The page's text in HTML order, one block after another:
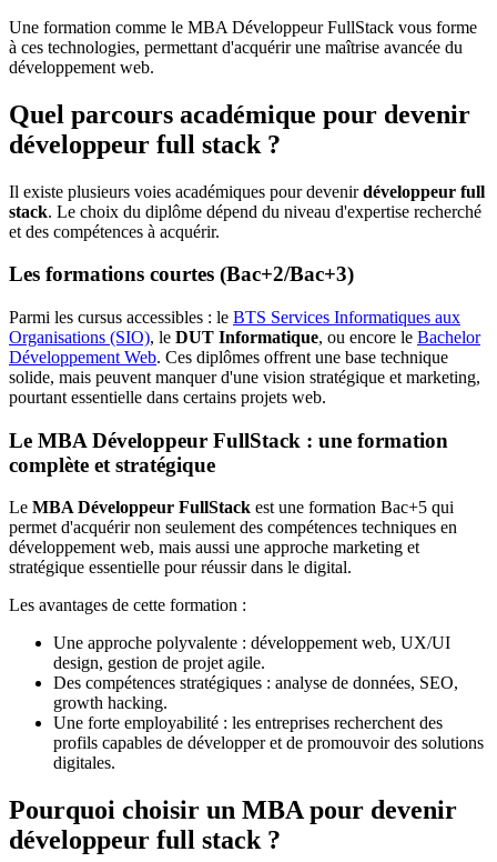
Une formation comme le MBA Développeur FullStack vous forme
à ces technologies, permettant d'acquérir une maîtrise avancée du
développement web.
Quel parcours académique pour devenir
développeur full stack ?
Il existe plusieurs voies académiques pour devenirdéveloppeur full
stack. Le choix du diplôme dépend du niveau d'expertise recherché
et des compétences à acquérir.
Les formations courtes (Bac+2/Bac+3)
Parmi les cursus accessibles : le BTS Services Informatiques aux
Organisations (SIO), le DUT Informatique, ou encore le Bachelor
Développement Web. Ces diplômes offrent une base technique
solide, mais peuvent manquer d'une vision stratégique et marketing,
pourtant essentielle dans certains projets web.
Le MBA Développeur FullStack : une formation
complète et stratégique
Le MBA Développeur FullStack est une formation Bac+5 qui
permet d'acquérir non seulement des compétences techniques en
développement web, mais aussi une approche marketing et
stratégique essentielle pour réussir dans le digital.
Les avantages de cette formation :
Une approche polyvalente : développement web, UX/UI
design, gestion de projet agile.
Des compétences stratégiques : analyse de données, SEO,
growth hacking.
Une forte employabilité : les entreprises recherchent des
profils capables de développer et de promouvoir des solutions
digitales.
Pourquoi choisir un MBA pour devenir
développeur full stack ?